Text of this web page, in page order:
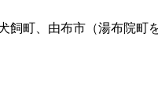
飼町、由布市（湯布院町